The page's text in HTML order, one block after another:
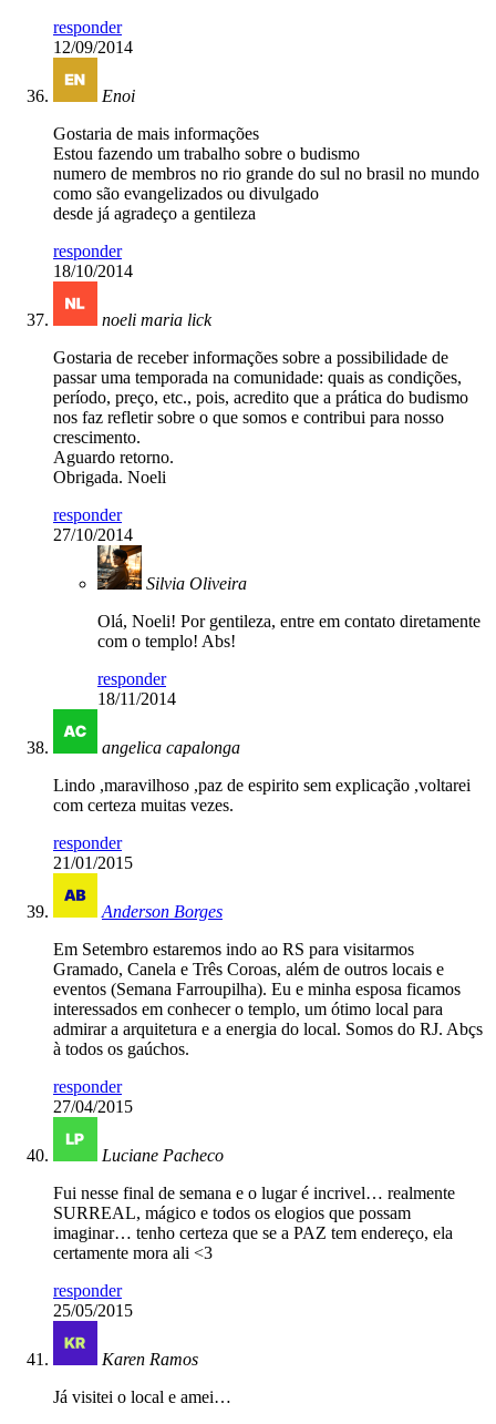
responder
12/09/2014
Enoi
Gostaria de mais informações
Estou fazendo um trabalho sobre o budismo
numero de membros no rio grande do sul no brasil no mundo
como são evangelizados ou divulgado
desde já agradeço a gentileza
responder
18/10/2014
noeli maria lick
Gostaria de receber informações sobre a possibilidade de
passar uma temporada na comunidade: quais as condições,
período, preço, etc., pois, acredito que a prática do budismo
nos faz refletir sobre o que somos e contribui para nosso
crescimento.
Aguardo retorno.
Obrigada. Noeli
responder
27/10/2014
Silvia Oliveira
Olá, Noeli! Por gentileza, entre em contato diretamente
com o templo! Abs!
responder
18/11/2014
angelica capalonga
Lindo ,maravilhoso ,paz de espirito sem explicação ,voltarei
com certeza muitas vezes.
responder
21/01/2015
Anderson Borges
Em Setembro estaremos indo ao RS para visitarmos
Gramado, Canela e Três Coroas, além de outros locais e
eventos (Semana Farroupilha). Eu e minha esposa ficamos
interessados em conhecer o templo, um ótimo local para
admirar a arquitetura e a energia do local. Somos do RJ. Abçs
à todos os gaúchos.
responder
27/04/2015
Luciane Pacheco
Fui nesse final de semana e o lugar é incrivel… realmente
SURREAL, mágico e todos os elogios que possam
imaginar… tenho certeza que se a PAZ tem endereço, ela
certamente mora ali <3
responder
25/05/2015
Karen Ramos
Já visitei o local e amei…